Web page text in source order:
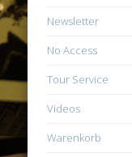
Newsletter
No Access
Tour Service
Videos
Warenkorb